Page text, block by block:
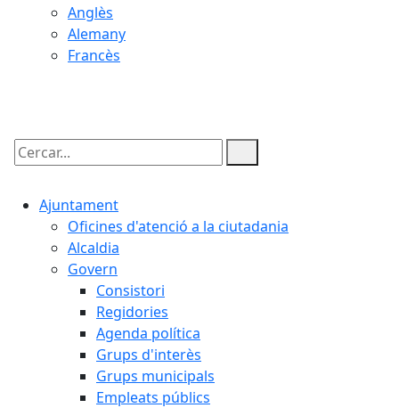
Anglès
Alemany
Francès
Cercar:
Ajuntament
Oficines d'atenció a la ciutadania
Alcaldia
Govern
Consistori
Regidories
Agenda política
Grups d'interès
Grups municipals
Empleats públics